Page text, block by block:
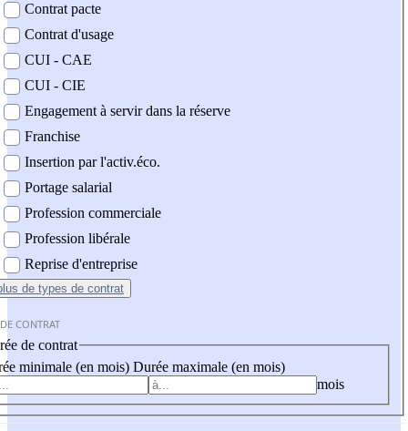
Contrat pacte
Contrat d'usage
CUI - CAE
CUI - CIE
Engagement à servir dans la réserve
Franchise
Insertion par l'activ.éco.
Portage salarial
Profession commerciale
Profession libérale
Reprise d'entreprise
de types de contrat
CONTRAT
de contrat
minimale (en mois) Durée maximale (en mois)
mois